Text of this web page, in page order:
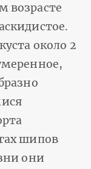
возрасте
около 2
шипов
они